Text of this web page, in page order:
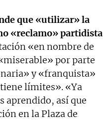
que «utilizar» la
«reclamo» partidista
«en nombre de
por parte
y «franquista»
límites». «Ya
aprendido, así que
en la Plaza de